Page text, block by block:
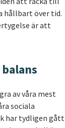
hållbart över tid.
är att
av våra mest
sociala
har tydligen gått